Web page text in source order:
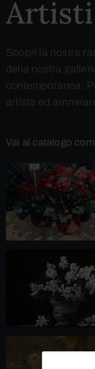
Artisti
Scopri la nostra
della nostra
contemporanea.
artista ed
Vai al catalogo